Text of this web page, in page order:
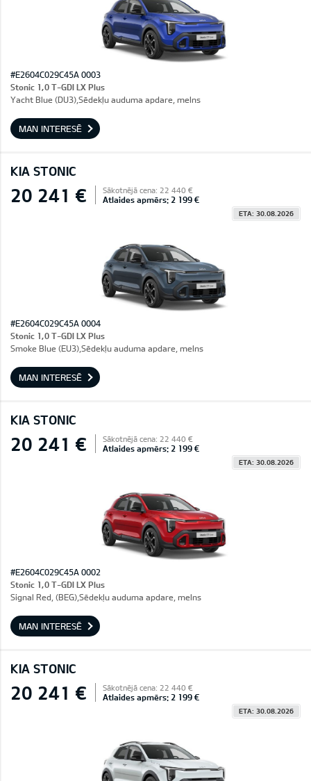
#E2604C029C45A 0003
Stonic 1,0 T-GDI LX Plus
Yacht Blue (DU3),Sēdekļu auduma apdare, melns
MAN INTERESĒ
KIA STONIC
20 241 € Sākotnējā cena: 22 440 €
Atlaides apmērs: 2 199 €
ETA: 30.08.2026
#E2604C029C45A 0004
Stonic 1,0 T-GDI LX Plus
Smoke Blue (EU3),Sēdekļu auduma apdare, melns
MAN INTERESĒ
KIA STONIC
20 241 € Sākotnējā cena: 22 440 €
Atlaides apmērs: 2 199 €
ETA: 30.08.2026
#E2604C029C45A 0002
Stonic 1,0 T-GDI LX Plus
Signal Red, (BEG),Sēdekļu auduma apdare, melns
MAN INTERESĒ
KIA STONIC
20 241 € Sākotnējā cena: 22 440 €
Atlaides apmērs: 2 199 €
ETA: 30.08.2026